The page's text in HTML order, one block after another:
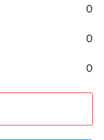
0
0
0